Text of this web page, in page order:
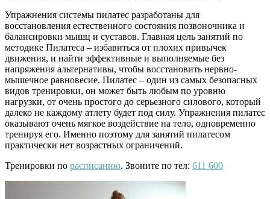
Упражнения системы пилатес разработаны для
восстановления естественного состояния позвоночника и
балансировки мышц и суставов. Главная цель занятий по
методике Пилатеса – избавиться от плохих привычек
движения, и найти эффективные и выполняемые без
напряжения альтернативы, чтобы восстановить нервно-
мышечное равновесие. Пилатес – один из самых безопасных
видов тренировки, он может быть любым по уровню
нагрузки, от очень простого до серьезного силового, который
далеко не каждому атлету будет под силу. Упражнения пилатес
оказывают очень мягкое воздействие на тело, одновременно
тренируя его. Именно поэтому для занятий пилатесом
практически нет возрастных ограничений.
Тренировки по расписанию. Звоните по тел: 611 600